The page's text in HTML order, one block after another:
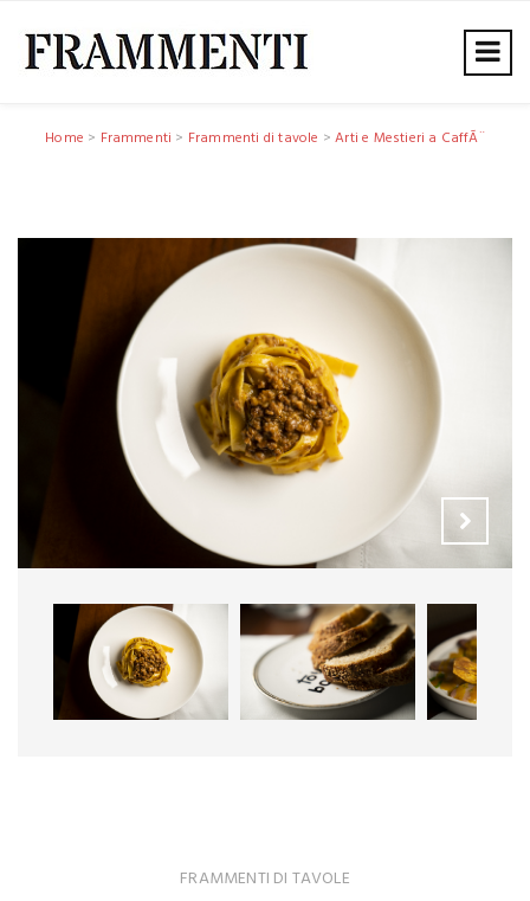
Home > Frammenti > Frammenti di tavole >Arti e Mestieri a CaffÃ¨
FRAMMENTI DI TAVOLE